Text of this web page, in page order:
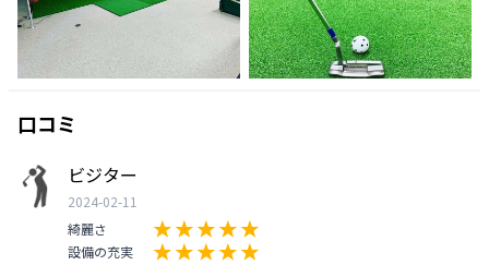
口コミ
ビジター
2024-02-11
綺麗さ
設備の充実